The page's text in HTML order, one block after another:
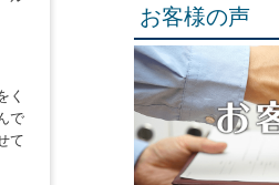
く
で
て
お客様の声